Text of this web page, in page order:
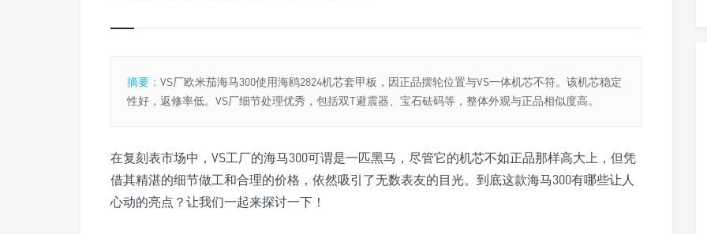
摘要： VS厂欧米茄海马300使用海鸥2824机芯套甲板，因正品摆轮位置与VS一体机芯不符。该机芯稳定
性好，返修率低。VS厂细节处理优秀，包括双T避震器、宝石砝码等，整体外观与正品相似度高。
在复刻表市场中，VS工厂的海马300可谓是一匹黑马，尽管它的机芯不如正品那样高大上，但凭
借其精湛的细节做工和合理的价格，依然吸引了无数表友的目光。到底这款海马300有哪些让人
心动的亮点？让我们一起来探讨一下！